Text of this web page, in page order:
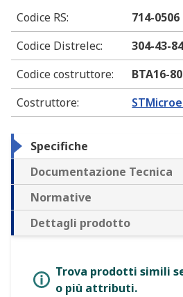
Codice RS:
714-0506
Codice Distrelec:
304-43-
Codice costruttore:
BTA16-
Costruttore:
Specifiche
Documentazione Tecnica
Normative
Dettagli prodotto
Trova prodotti simili
o più attributi.